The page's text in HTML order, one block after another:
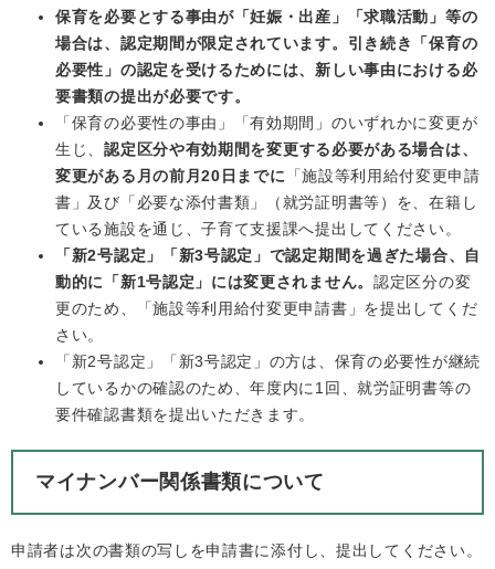
保育を必要とする事由が「妊娠・出産」「求職活動」等の
場合は、認定期間が限定されています。引き続き「保育の
必要性」の認定を受けるためには、新しい事由における必
要書類の提出が必要です。
「保育の必要性の事由」「有効期間」のいずれかに変更が
生じ、認定区分や有効期間を変更する必要がある場合は、
変更がある月の前月20日までに 「施設等利用給付変更申請
書」及び「必要な添付書類」（就労証明書等）を、在籍し
ている施設を通じ、子育て支援課へ提出してください。
「新2号認定」「新3号認定」で認定期間を過ぎた場合、自
動的に「新1号認定」には変更されません。 認定区分の変
更のため、「施設等利用給付変更申請書」を提出してくだ
さい。
「新2号認定」「新3号認定」の方は、保育の必要性が継続
しているかの確認のため、年度内に1回、就労証明書等の
要件確認書類を提出いただきます。
マイナンバー関係書類について
申請者は次の書類の写しを申請書に添付し、提出してください。